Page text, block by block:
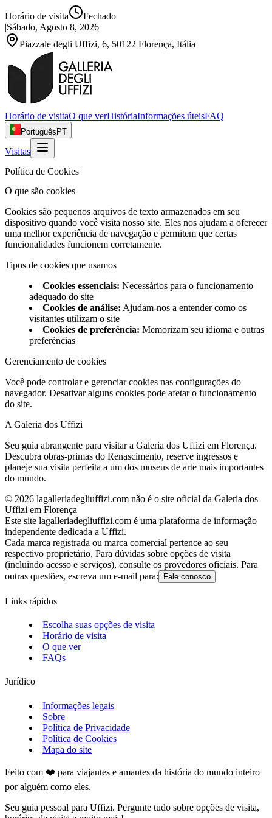
Horário de visita
Fechado
|Sábado, Agosto 8, 2026
Piazzale degli Uffizi, 6, 50122 Florença, Itália
Horário de visitaO que verHistóriaInformações úteisFAQ
Português PT
Visitas
Política de Cookies
O que são cookies
Cookies são pequenos arquivos de texto armazenados em seu
dispositivo quando você visita nosso site. Eles nos ajudam a oferecer
uma melhor experiência de navegação e permitem que certas
funcionalidades funcionem corretamente.
Tipos de cookies que usamos
Cookies essenciais: Necessários para o funcionamento
adequado do site
Cookies de análise: Ajudam-nos a entender como os
visitantes utilizam o site
Cookies de preferência: Memorizam seu idioma e outras
preferências
Gerenciamento de cookies
Você pode controlar e gerenciar cookies nas configurações do
navegador. Desativar alguns cookies pode afetar o funcionamento
do site.
A Galeria dos Uffizi
Seu guia abrangente para visitar a Galeria dos Uffizi em Florença.
Descubra obras-primas do Renascimento, reserve ingressos e
planeje sua visita perfeita a um dos museus de arte mais importantes
do mundo.
© 2026 lagalleriadegliuffizi.com não é o site oficial da Galeria dos
Uffizi em Florença
Este site lagalleriadegliuffizi.com é uma plataforma de informação
independente dedicada a Uffizi.
Cada marca registrada ou marca comercial pertence ao seu
respectivo proprietário. Para dúvidas sobre opções de visita
(incluindo acesso e serviços), consulte os provedores oficiais. Para
outras questões, escreva um e-mail para:
Fale conosco
Links rápidos
Escolha suas opções de visita
Horário de visita
O que ver
FAQs
Jurídico
Informações legais
Sobre
Política de Privacidade
Política de Cookies
Mapa do site
Feito com ❤️ para viajantes e amantes da história do mundo inteiro
por alguém como eles.
Seu guia pessoal para Uffizi. Pergunte tudo sobre opções de visita,